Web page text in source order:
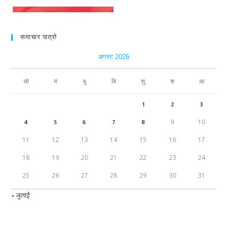
समाचार पात्रो
अगस्ट 2026
सो मं बु बि शु श आ
1 2
3
4
5 6 7 8 9 10
11 12 13 14 15 16 17
18 19 20 21 22 23 24
25 26 27 28 29 30 31
« जुलाई